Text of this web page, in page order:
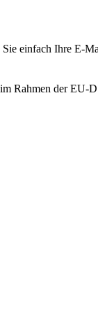
einfach Ihre E-
Rahmen der EU-